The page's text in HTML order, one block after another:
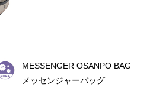
MESSENGER OSANPO BAG
メッセンジャーバッグ